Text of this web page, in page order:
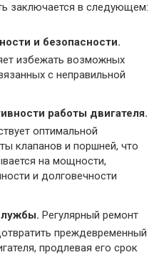
заключается в следующем:
и безопасности.
избежать возможных
с неправильной
работы двигателя.
оптимальной
клапанов и поршней, что
на мощности,
и долговечности
Регулярный ремонт
преждевременный
продлевая его срок